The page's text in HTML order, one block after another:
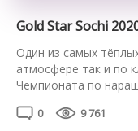
Gold Star Sochi
Один из самых
атмосфере так и по
Чемпионата по
ЧЕМПИОНАТА „Gold
0 9 761